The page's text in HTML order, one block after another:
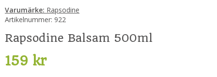
Varumärke: Rapsodine
Artikelnummer: 922
Rapsodine Balsam 500ml
159 kr